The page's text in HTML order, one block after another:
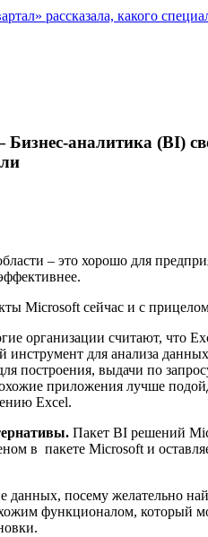
рассказала, какого
аналитика (BI)
– это хорошо для
Microsoft сейчас и с
организации считают, что
для анализа
построения, выдачи по
приложения лучше
Excel.
Пакет BI решений
в пакете Microsoft и
данных, посему желательно
функционалом, который